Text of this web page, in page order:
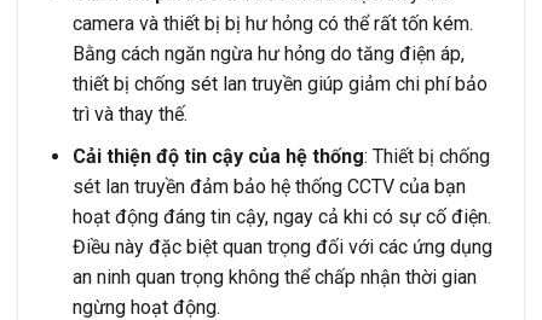
camera và thiết bị bị hư hỏng có thể rất tốn kém.
Bằng cách ngăn ngừa hư hỏng do tăng điện áp,
thiết bị chống sét lan truyền giúp giảm chi phí bảo
trì và thay thế.
Cải thiện độ tin cậy của hệ thống: Thiết bị chống
sét lan truyền đảm bảo hệ thống CCTV của bạn
hoạt động đáng tin cậy, ngay cả khi có sự cố điện.
Điều này đặc biệt quan trọng đối với các ứng dụng
an ninh quan trọng không thể chấp nhận thời gian
ngừng hoạt động.